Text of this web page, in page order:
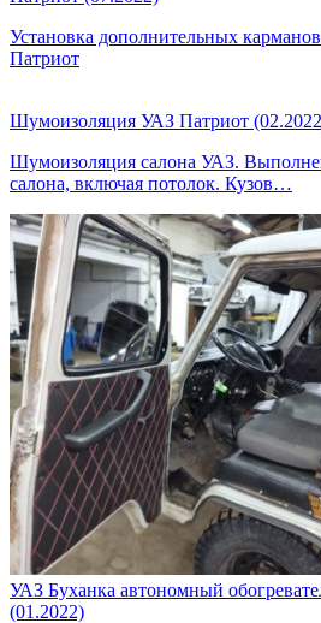
Установка дополнительных
Патриот
Шумоизоляция УАЗ Патриот
Шумоизоляция салона УАЗ.
салона, включая потолок. Кузов…
УАЗ Буханка автономный
(01.2022)